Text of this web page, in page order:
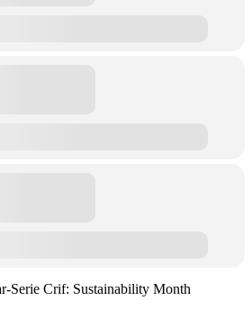
Serie Crif: Sustainability Month